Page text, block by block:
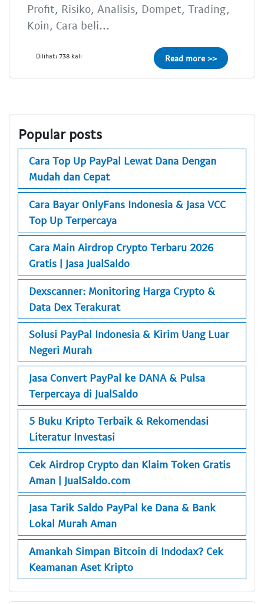
Profit, Risiko, Analisis, Dompet, Trading,
Koin, Cara beli...
Dilihat: 738 kali Read more >>
Popular posts
Cara Top Up PayPal Lewat Dana Dengan
Mudah dan Cepat
Cara Bayar OnlyFans Indonesia & Jasa VCC
Top Up Terpercaya
Cara Main Airdrop Crypto Terbaru 2026
Gratis | Jasa JualSaldo
Dexscanner: Monitoring Harga Crypto &
Data Dex Terakurat
Solusi PayPal Indonesia & Kirim Uang Luar
Negeri Murah
Jasa Convert PayPal ke DANA & Pulsa
Terpercaya di JualSaldo
5 Buku Kripto Terbaik & Rekomendasi
Literatur Investasi
Cek Airdrop Crypto dan Klaim Token Gratis
Aman | JualSaldo.com
Jasa Tarik Saldo PayPal ke Dana & Bank
Lokal Murah Aman
Amankah Simpan Bitcoin di Indodax? Cek
Keamanan Aset Kripto